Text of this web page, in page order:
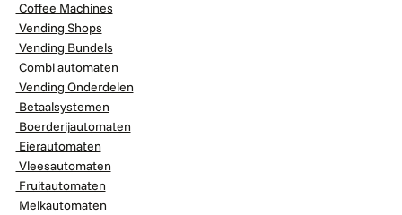
Coffee Machines
Vending Shops
Vending Bundels
Combi automaten
Vending Onderdelen
Betaalsystemen
Boerderijautomaten
Eierautomaten
Vleesautomaten
Fruitautomaten
Melkautomaten